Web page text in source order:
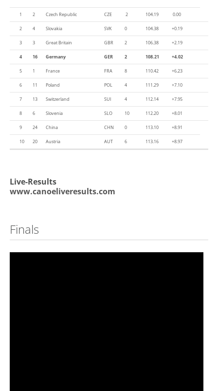
1 2 Czech Republic CZE 2 104.19 0.00
2 4 Slovakia SVK 0 104.38 +0.19
3 3 Great Britain GBR 2 106.38 +2.19
4 16 Germany GER 2 108.21 +4.02
5 1 France FRA 8 110.42 +6.23
6 11 Poland POL 4 111.29 +7.10
7 13 Switzerland SUI 4 112.14 +7.95
8 6 Slovenia SLO 10 112.20 +8.01
9 24 China CHN 0 113.10 +8.91
10 20 Austria AUT 6 113.16 +8.97
Live-Results
www.canoeliveresults.com
Finals